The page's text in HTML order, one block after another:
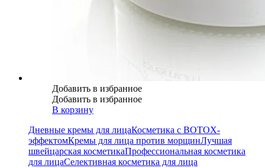
Добавить в избранное
Добавить в избранное
В корзину
Дневные кремы для лицаКосметика с BOTOX-
эффектомКремы для лица против морщинЛучшая
швейцарская косметикаПрофессиональная косметика
для лицаСелективная косметика для лица